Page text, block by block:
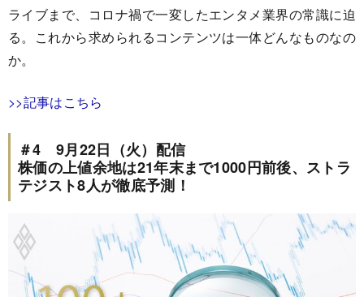
ライブまで、コロナ禍で一変したエンタメ業界の常識に迫
る。これから求められるコンテンツは一体どんなものなの
か。
>>記事はこちら
＃4 9月22日（火）配信
株価の上値余地は21年末まで1000円前後、ストラ
テジスト8人が徹底予測！